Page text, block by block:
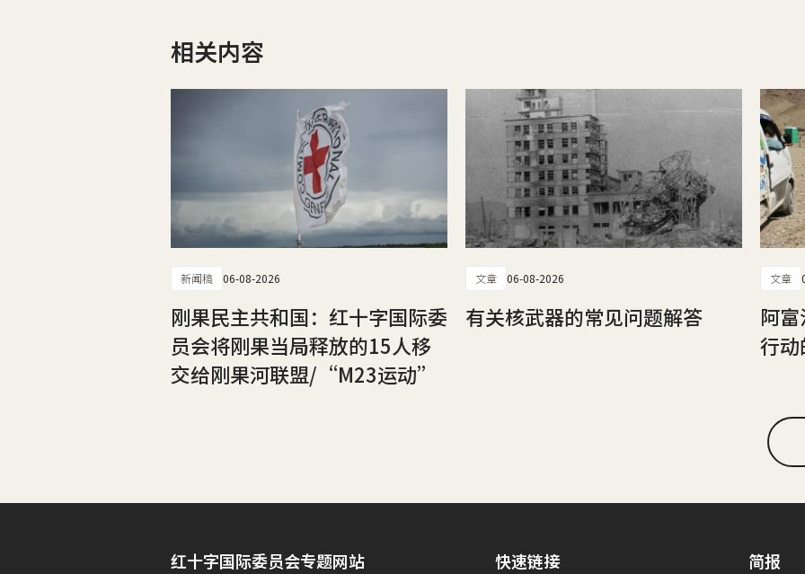
相关内容
新闻稿 06-08-2026
刚果民主共和国：红十字国际委
员会将刚果当局释放的15人移
交给刚果河联盟/“M23运动”
文章 06-08-2026
有关核武器的常见问题解答
文章
阿
行
红十字国际委员会专题网站 快速链接 简报